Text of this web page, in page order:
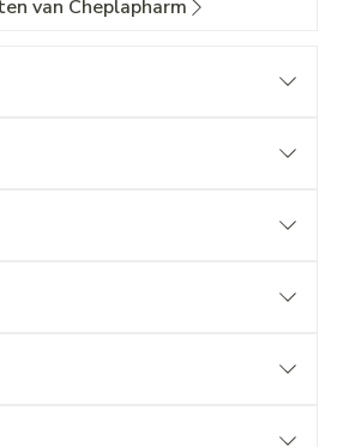
van Cheplapharm